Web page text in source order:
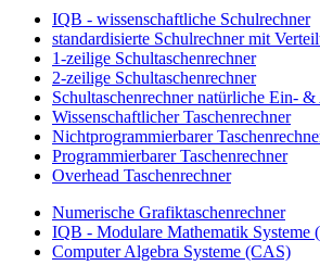
IQB - wissenschaftliche Schulrechner
standardisierte Schulrechner mit
1-zeilige Schultaschenrechner
2-zeilige Schultaschenrechner
Schultaschenrechner natürliche Ein- &
Wissenschaftlicher Taschenrechner
Nichtprogrammierbarer
Programmierbarer Taschenrechner
Overhead Taschenrechner
Numerische Grafiktaschenrechner
IQB - Modulare Mathematik Systeme
Computer Algebra Systeme (CAS)